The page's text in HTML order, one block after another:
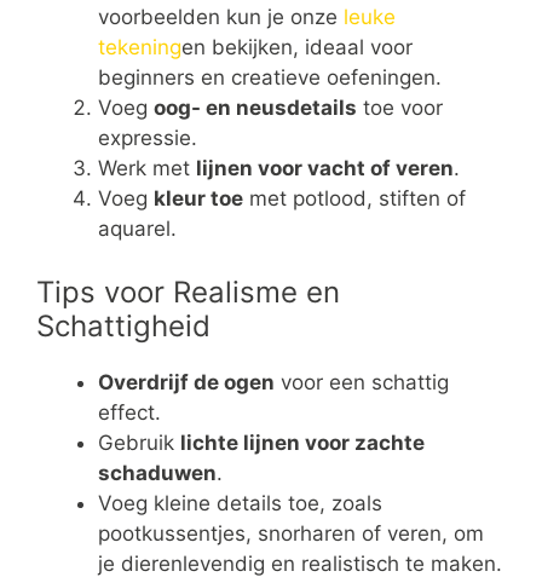
voorbeelden kun je onze leuke
tekeningen bekijken, ideaal voor
beginners en creatieve oefeningen.
Voeg oog- en neusdetails toe voor
expressie.
Werk met lijnen voor vacht of veren.
Voeg kleur toe met potlood, stiften of
aquarel.
Tips voor Realisme en
Schattigheid
Overdrijf de ogen voor een schattig
effect.
Gebruik lichte lijnen voor zachte
schaduwen.
Voeg kleine details toe, zoals
pootkussentjes, snorharen of veren, om
je dierenlevendig en realistisch te maken.